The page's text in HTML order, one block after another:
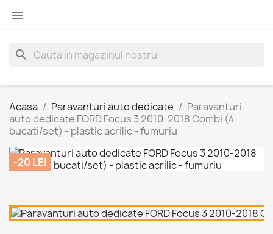

search
Acasa Paravanturi auto dedicate
Paravanturi
auto dedicate FORD Focus 3 2010-2018 Combi (4
bucati/set) - plastic acrilic - fumuriu
-20 LEI